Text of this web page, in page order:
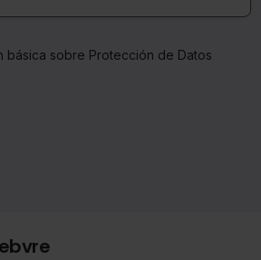
básica sobre Protección de Datos